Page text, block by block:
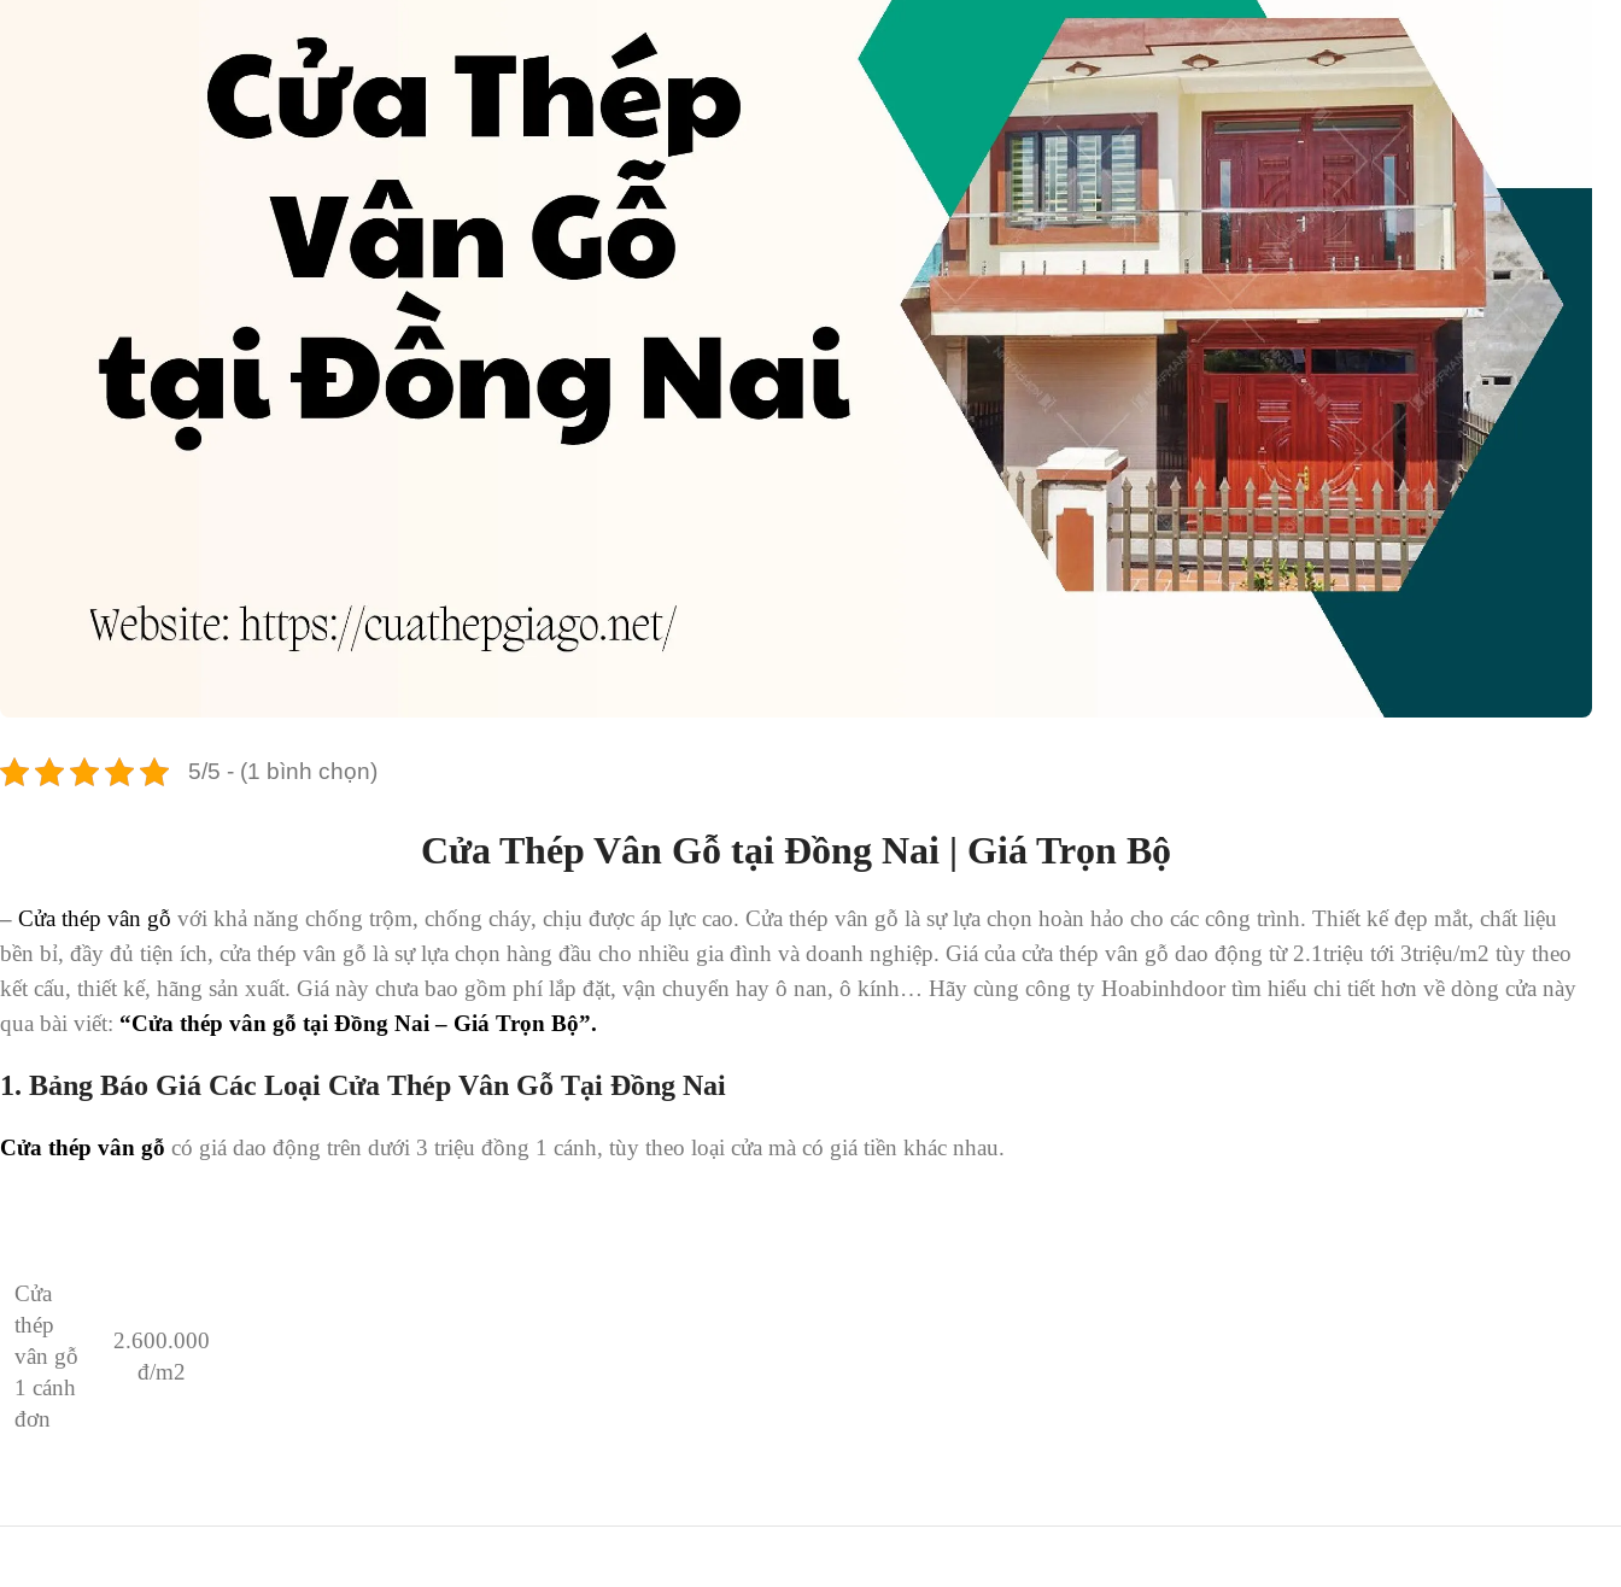
5/5 - (1 bình chọn)
Cửa Thép Vân Gỗ tại Đồng Nai | Giá Trọn Bộ
– Cửa thép vân gỗ với khả năng chống trộm, chống cháy, chịu được áp lực cao. Cửa thép vân gỗ là sự lựa chọn hoàn hảo cho các công trình. Thiết kế đẹp mắt, chất liệu
bền bỉ, đầy đủ tiện ích, cửa thép vân gỗ là sự lựa chọn hàng đầu cho nhiều gia đình và doanh nghiệp. Giá của cửa thép vân gỗ dao động từ 2.1triệu tới 3triệu/m2 tùy theo
kết cấu, thiết kế, hãng sản xuất. Giá này chưa bao gồm phí lắp đặt, vận chuyển hay ô nan, ô kính… Hãy cùng công ty Hoabinhdoor tìm hiểu chi tiết hơn về dòng cửa này
qua bài viết: “Cửa thép vân gỗ tại Đồng Nai – Giá Trọn Bộ”.
1. Bảng Báo Giá Các Loại Cửa Thép Vân Gỗ Tại Đồng Nai
Cửa thép vân gỗ có giá dao động trên dưới 3 triệu đồng 1 cánh, tùy theo loại cửa mà có giá tiền khác nhau.
Cửa
thép
vân gỗ
1 cánh
đơn
2.600.000
đ/m2